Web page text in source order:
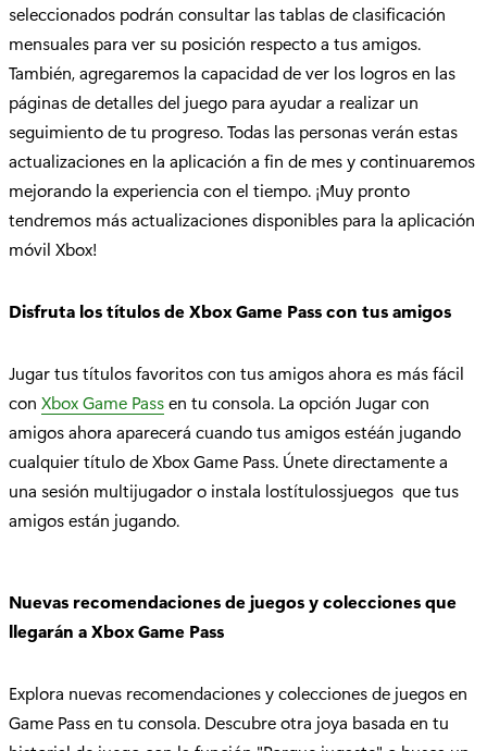
seleccionados podrán consultar las tablas de clasificación
mensuales para ver su posición respecto a tus amigos.
También, agregaremos la capacidad de ver los logros en las
páginas de detalles del juego para ayudar a realizar un
seguimiento de tu progreso. Todas las personas verán estas
actualizaciones en la aplicación a fin de mes y continuaremos
mejorando la experiencia con el tiempo. ¡Muy pronto
tendremos más actualizaciones disponibles para la aplicación
móvil Xbox!
Disfruta los títulos de Xbox Game Pass con tus amigos
Jugar tus títulos favoritos con tus amigos ahora es más fácil
con Xbox Game Passen tu consola. La opción Jugar con
amigos ahora aparecerá cuando tus amigos estéán jugando
cualquier título de Xbox Game Pass. Únete directamente a
una sesión multijugador o instala lostítulossjuegos que tus
amigos están jugando.
Nuevas recomendaciones de juegos y colecciones que
llegarán a Xbox Game Pass
Explora nuevas recomendaciones y colecciones de juegos en
Game Pass en tu consola. Descubre otra joya basada en tu